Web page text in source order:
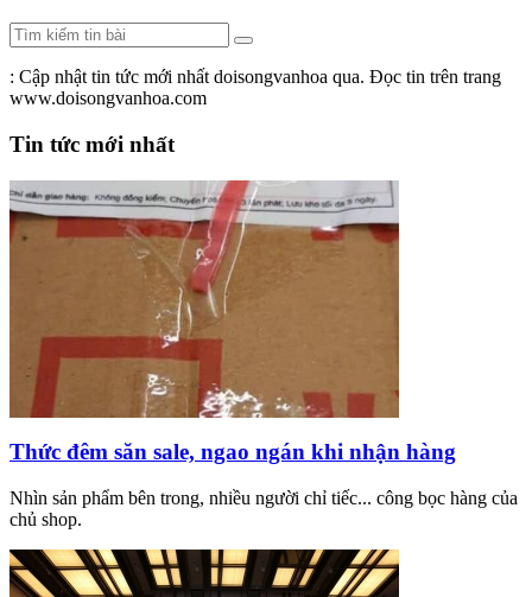
: Cập nhật tin tức mới nhất doisongvanhoa qua. Đọc tin trên trang
www.doisongvanhoa.com
Tin tức mới nhất
Thức đêm săn sale, ngao ngán khi nhận hàng
Nhìn sản phẩm bên trong, nhiều người chỉ tiếc... công bọc hàng của
chủ shop.